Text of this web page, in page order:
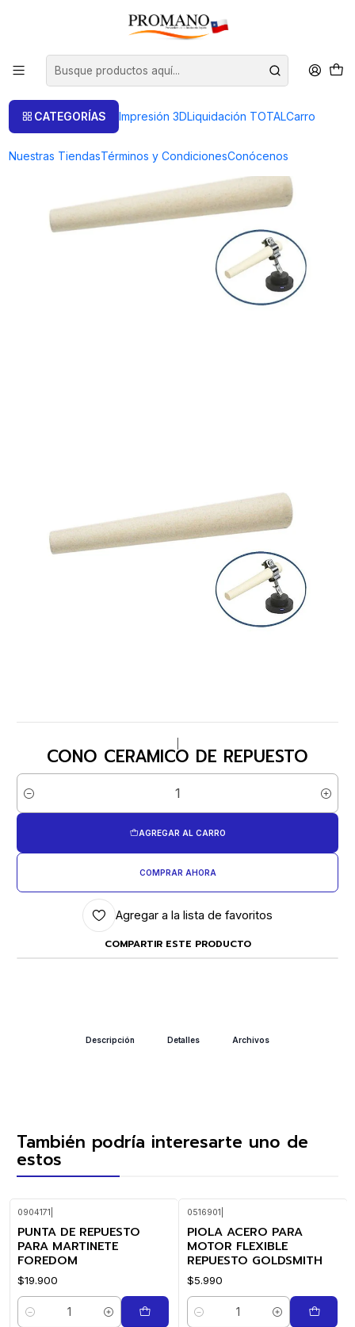
CATEGORÍAS Impresión 3DLiquidación TOTALCarro
Nuestras TiendasTérminos y CondicionesConócenos
Soldar Fundir CONO CERAMICO DE REPUESTO
CONO CERAMICO DE REPUESTO
Cantidad
AGREGAR AL CARRO
COMPRAR AHORA
Agregar a la lista de favoritos
COMPARTIR ESTE PRODUCTO
Descripción Detalles Archivos
También podría interesarte uno de
estos
0904171
PUNTA DE REPUESTO
PARA MARTINETE
FOREDOM
$19.900
Cantidad
0516901
PIOLA ACERO PARA
MOTOR FLEXIBLE
REPUESTO GOLDSMITH
$5.990
Cantidad